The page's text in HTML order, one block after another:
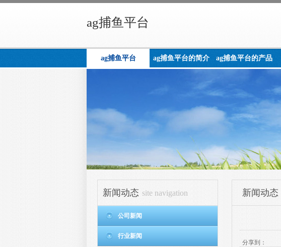
ag捕鱼平台
ag捕鱼平台 ag捕鱼平台的简介 ag捕鱼平台的产品
新闻动态 site navigation
公司新闻
行业新闻
新闻动态
分享到：